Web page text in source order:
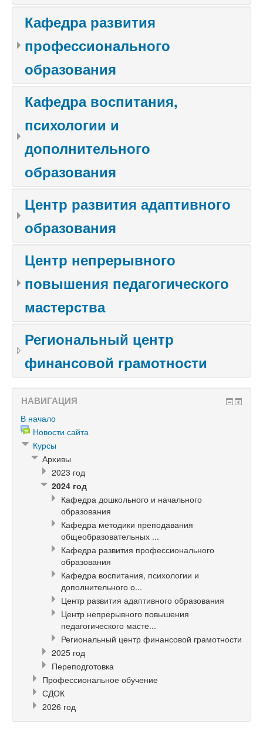
Кафедра развития
профессионального
образования
Кафедра воспитания,
психологии и
дополнительного
образования
Центр развития адаптивного
образования
Центр непрерывного
повышения педагогического
мастерства
Региональный центр
финансовой грамотности
НАВИГАЦИЯ
В начало
Новости сайта
Курсы
Архивы
2023 год
2024 год
Кафедра дошкольного и начального
образования
Кафедра методики преподавания
общеобразовательных ...
Кафедра развития профессионального
образования
Кафедра воспитания, психологии и
дополнительного о...
Центр развития адаптивного образования
Центр непрерывного повышения
педагогического масте...
Региональный центр финансовой грамотности
2025 год
Переподготовка
Профессиональное обучение
СДОК
2026 год